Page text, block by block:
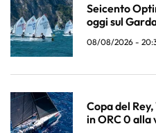
Seicento
oggi sul
08/08/2026 -
Copa del
in ORC 0 alla